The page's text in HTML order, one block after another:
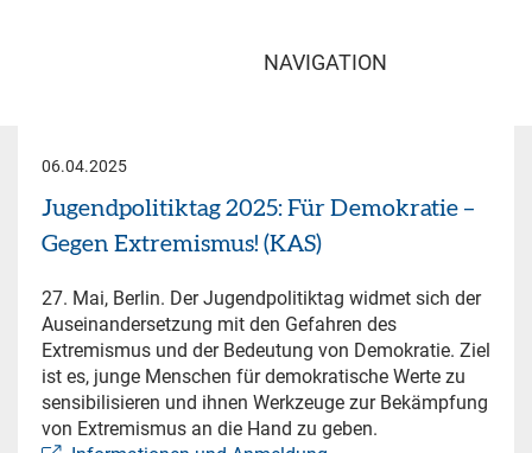
NAVIGATION
06.04.2025
Jugendpolitiktag 2025: Für Demokratie –
Gegen Extremismus! (KAS)
27. Mai, Berlin. Der Jugendpolitiktag widmet sich der
Auseinandersetzung mit den Gefahren des
Extremismus und der Bedeutung von Demokratie. Ziel
ist es, junge Menschen für demokratische Werte zu
sensibilisieren und ihnen Werkzeuge zur Bekämpfung
von Extremismus an die Hand zu geben.